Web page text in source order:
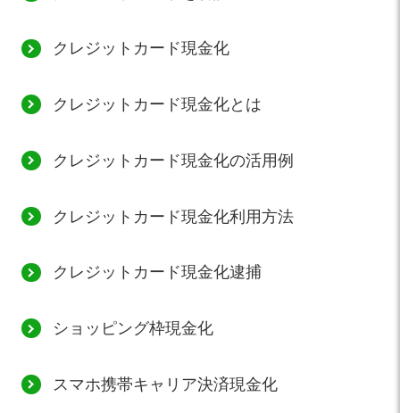
クレジットカード現金化
クレジットカード現金化とは
クレジットカード現金化の活用例
クレジットカード現金化利用方法
クレジットカード現金化逮捕
ショッピング枠現金化
スマホ携帯キャリア決済現金化